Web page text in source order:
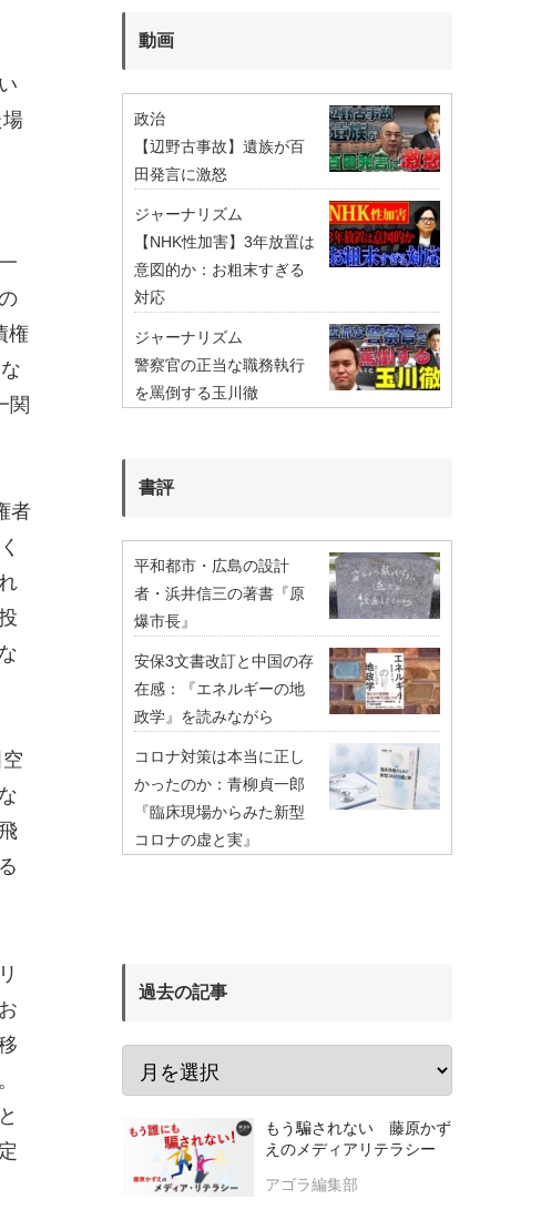
権
関
者
動画
政治
【辺野古事故】遺族が百
田発言に激怒
ジャーナリズム
【NHK性加害】3年放置は
意図的か：お粗末すぎる
対応
ジャーナリズム
警察官の正当な職務執行
を罵倒する玉川徹
書評
平和都市・広島の設計
者・浜井信三の著書『原
爆市長』
安保3文書改訂と中国の存
在感：『エネルギーの地
政学』を読みながら
コロナ対策は本当に正し
かったのか：青柳貞一郎
『臨床現場からみた新型
コロナの虚と実』
過去の記事
もう騙されない 藤原かず
えのメディアリテラシー
アゴラ編集部